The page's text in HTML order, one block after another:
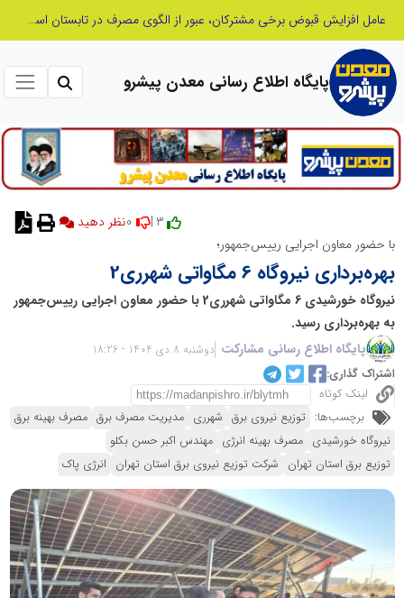
عامل افزایش قبوض برخی مشترکان، عبور از الگوی مصرف در تابستان است/ افزایش تعرفه نداشتیم
پایگاه اطلاع رسانی معدن پیشرو
3 |
نظر دهید
با حضور معاون اجرایی رییس‌جمهور؛
بهره‌برداری نیروگاه 6 مگاواتی شهرری2
نیروگاه خورشیدی 6 مگاواتی شهرری2 با حضور معاون اجرایی رییس‌جمهور
به بهره‌برداری رسید.
پایگاه اطلاع رسانی مشارکت دوشنبه 8 دی 1404 - 18:26
اشتراک گذاری:
لینک کوتاه
برچسب‌ها: توزیع نیروی برق شهرری مدیریت مصرف برق مصرف بهینه برق
نیروگاه خورشیدی مصرف بهینه انرژی مهندس اکبر حسن بکلو
توزیع برق استان تهران شرکت توزیع نیروی برق استان تهران انرژی پاک